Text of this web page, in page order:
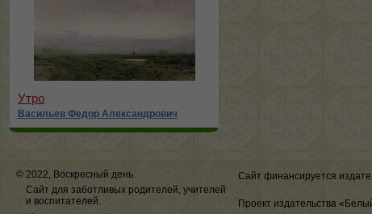
Утро
Васильев Федор Александрович
© 2022, Воскресный день
Сайт для заботливых родителей, учителей
и воспитателей.
Сайт финансируется
Проект издательства